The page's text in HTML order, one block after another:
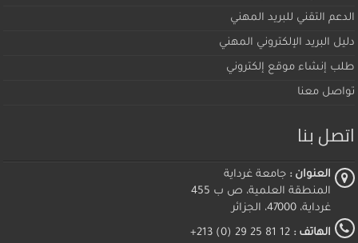
الدعم التقني للبريد المهني
دليل البريد الإلكتروني المهني
طلب إنشاء موقع إلكتروني
تواصل معنا
اتصل بنا
العنوان : جامعة غرداية
المنطقة العلمية، ص ب 455
غرداية، 47000، الجزائر
الهاتف : 12 81 25 29 (0) 213+